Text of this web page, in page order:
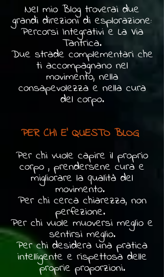
Nel mio Blog troverai due
grandi direzioni di esplorazione:
Percorsi Integrativi e La Via
Tantrica.
Due strade complementari che
ti accompagnano nel
movimento, nella
consapevolezza e nella cura
del corpo.
PER CHI E' QUESTO BLOG
Per chi vuole capire il proprio
corpo , prendersene cura e
migliorare la qualità del
movimento.
Per chi cerca chiarezza, non
perfezione.
Per chi vuole muoversi meglio e
sentirsi meglio.
Per chi desidera una pratica
intelligente e rispettosa delle
proprie proporzioni.